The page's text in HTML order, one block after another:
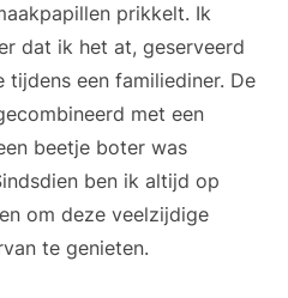
prikkelt. Ik
dat ik het at, geserveerd
tijdens een familiediner. De
met een
beetje boter was
ben ik altijd op
om deze veelzijdige
te genieten.